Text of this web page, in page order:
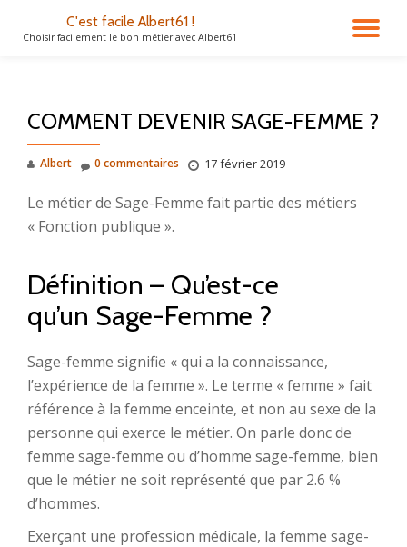
C'est facile Albert61 !
Choisir facilement le bon métier avec Albert61
COMMENT DEVENIR SAGE-FEMME ?
Albert 17 février 2019
0 commentaires
Le métier de Sage-Femme fait partie des métiers
« Fonction publique ».
Définition – Qu’est-ce
qu’un Sage-Femme ?
Sage-femme signifie « qui a la connaissance,
l’expérience de la femme ». Le terme « femme » fait
référence à la femme enceinte, et non au sexe de la
personne qui exerce le métier. On parle donc de
femme sage-femme ou d’homme sage-femme, bien
que le métier ne soit représenté que par 2.6 %
d’hommes.
Exerçant une profession médicale, la femme sage-